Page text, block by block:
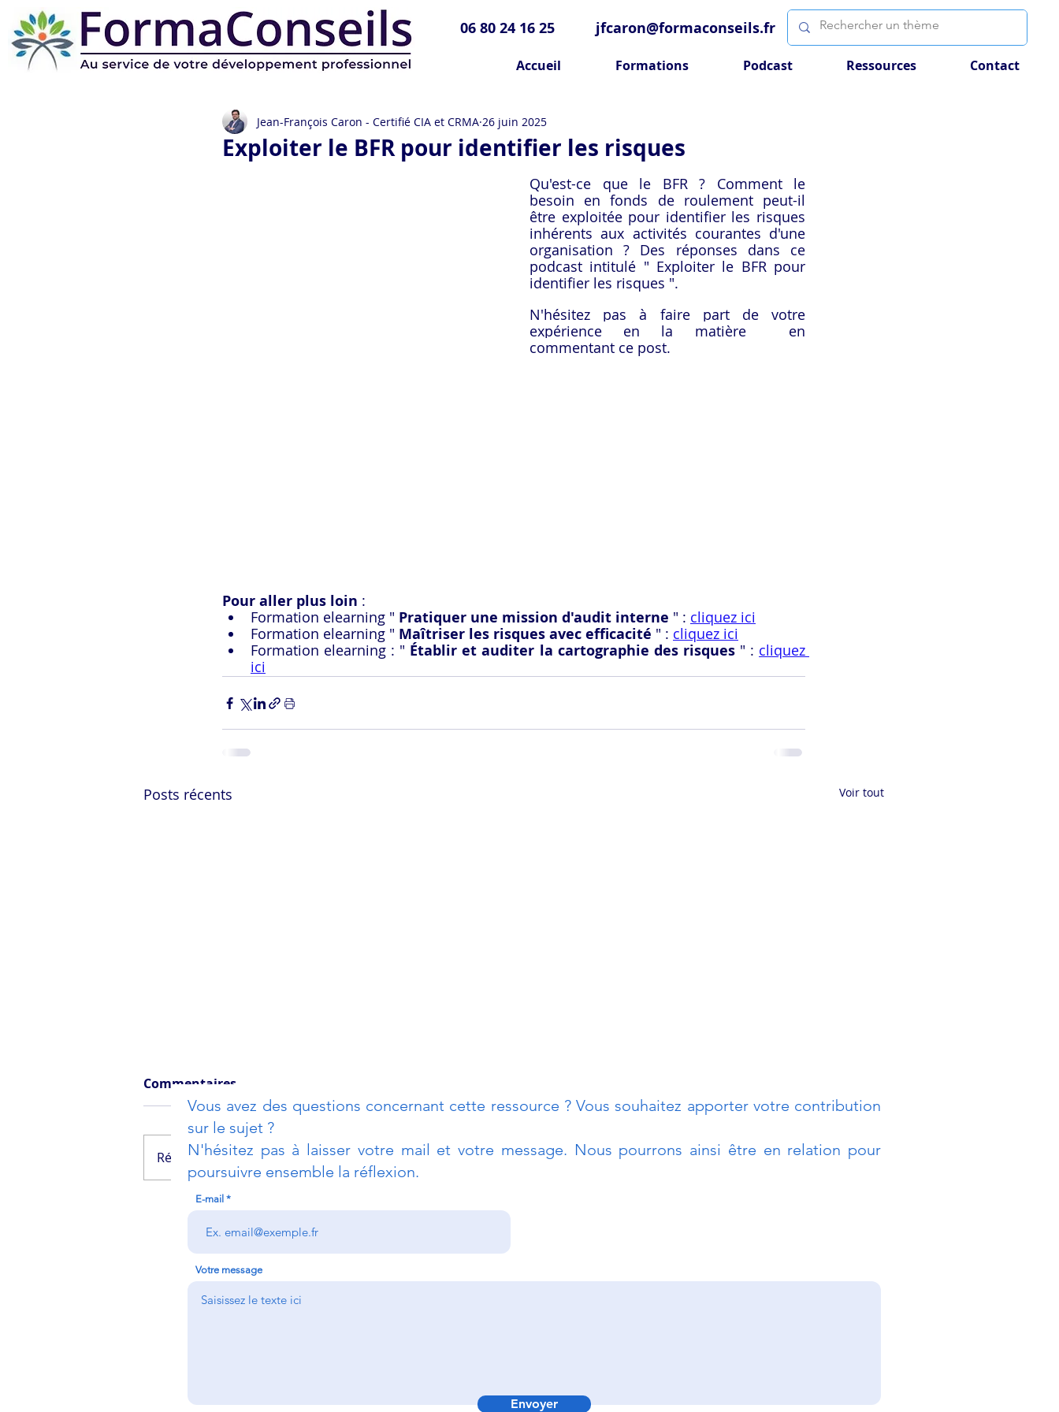
06 80 24 16 25 jfcaron@formaconseils.fr
Accueil Formations Podcast Ressources Contact
Exploiter le BFR pour identifier les risques
Jean-François Caron - Certifié CIA et CRMA 26 juin 2025
Qu'est-ce que le BFR ? Comment le
besoin en fonds de roulement peut-il
être exploitée pour identifier les risques
inhérents aux activités courantes d'une
organisation ? Des réponses dans ce
podcast intitulé " Exploiter le BFR pour
identifier les risques ".
N'hésitez pas à faire part de votre
expérience en la matière  en
commentant ce post.
Pour aller plus loin :
Formation elearning " Pratiquer une mission d'audit interne " : cliquez ici
Formation elearning " Maîtriser les risques avec efficacité " : cliquez ici
Formation elearning : " Établir et auditer la cartographie des risques " : cliquez
ici
Posts récents Voir tout
Lutter contre la
corruption
Poser les bonnes
Commentaires
Rédigez un commentaire...
Vous avez des questions concernant cette ressource ? Vous souhaitez apporter votre contribution
sur le sujet ?
N'hésitez pas à laisser votre mail et votre message. Nous pourrons ainsi être en relation pour
poursuivre ensemble la réflexion.
E-mail
Votre message
Envoyer